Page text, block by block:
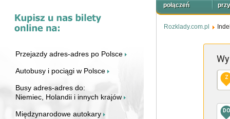
Przejazdy adres-adres po Polsce
Autobusy i pociągi w Polsce
Busy adres-adres do:
Niemiec, Holandii i innych krajów
Międzynarodowe autokary
połączeń
Rozklady.com.pl
Z
DO